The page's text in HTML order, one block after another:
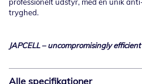
tryghed.
JAPCELL – uncompromisingly efficient
Alle specifikationer